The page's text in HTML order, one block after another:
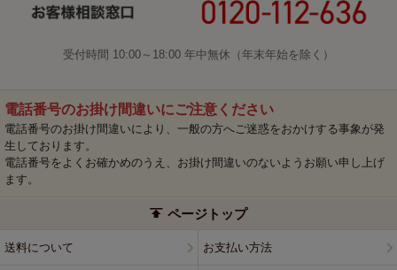
受付時間 10:00～18:00 年中無休（年末年始を除く）
電話番号のお掛け間違いにご注意ください
電話番号のお掛け間違いにより、一般の方へご迷惑をおかけする事象が発
生しております。
電話番号をよくお確かめのうえ、お掛け間違いのないようお願い申し上げ
ます。
ページトップ
送料について お支払い方法